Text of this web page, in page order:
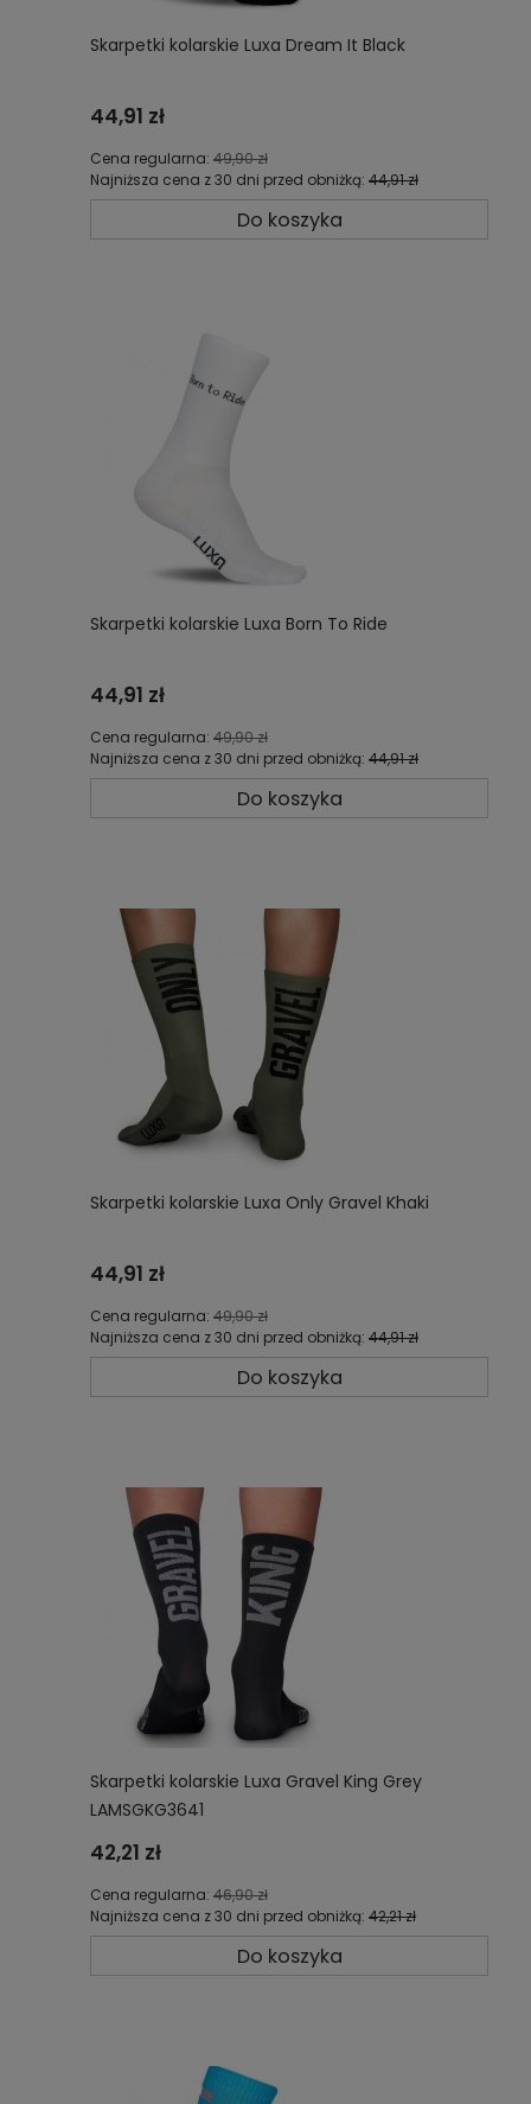
Skarpetki kolarskie Luxa Dream It Black
44,91 zł
Cena regularna: 49,90 zł
Najniższa cena z 30 dni przed obniżką: 44,91 zł
Do koszyka
Skarpetki kolarskie Luxa Born To Ride
44,91 zł
Cena regularna: 49,90 zł
Najniższa cena z 30 dni przed obniżką: 44,91 zł
Do koszyka
Skarpetki kolarskie Luxa Only Gravel Khaki
44,91 zł
Cena regularna: 49,90 zł
Najniższa cena z 30 dni przed obniżką: 44,91 zł
Do koszyka
Skarpetki kolarskie Luxa Gravel King Grey
LAMSGKG3641
42,21 zł
Cena regularna: 46,90 zł
Najniższa cena z 30 dni przed obniżką: 42,21 zł
Do koszyka